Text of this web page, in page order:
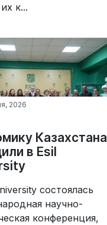
к...
2026
Казахстана
в Esil
состоялась
научно-
конференция,